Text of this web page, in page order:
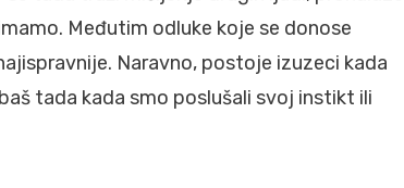
Međutim odluke koje se donose
Naravno, postoje izuzeci kada
tada kada smo poslušali svoj instikt ili